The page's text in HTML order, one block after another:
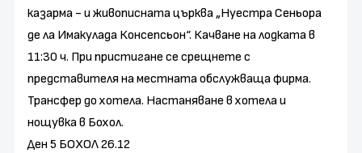
казарма - и живописната църква „Нуестра Сеньора
де ла Имакулада Консепсьон“. Качване на лодката в
11:30 ч. При пристигане се срещнете с
представителя на местната обслужваща фирма.
Трансфер до хотела. Настаняване в хотела и
нощувка в Бохол.
Ден 5 БОХОЛ 26.12